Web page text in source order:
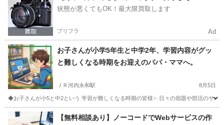
ノーコード 状態が悪くてもOK！最大限買取します
プリフラ Ad
お子さんが小学5年生と中学2年、学習内容がグッ
と難しくなる時期をお迎えのパパ・ママへ。
ＪＲ河内永和駅 8月5日
◆お子さんが小5と中2という 学習が難しくなる時期の皆様✨ 日々の宿題や部活のサ
大阪 東大阪市 ＪＲ河内永和駅 ホームページ作成 Canva
【無料相談あり】ノーコードでWebサービスの作